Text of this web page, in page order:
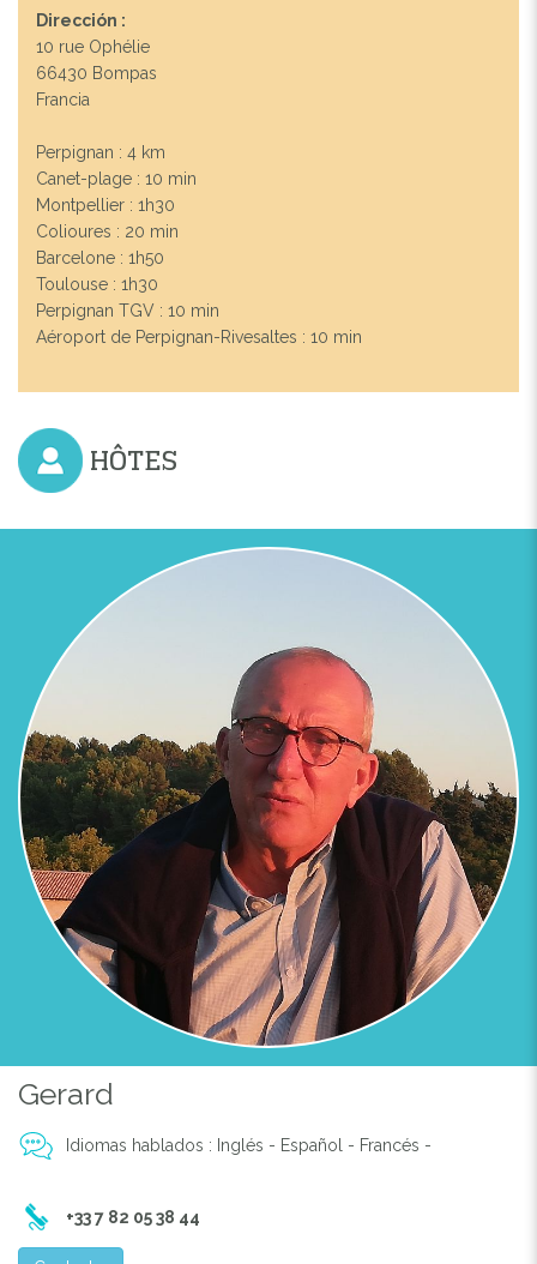
Dirección :
10 rue Ophélie
66430 Bompas
Francia
Perpignan : 4 km
Canet-plage : 10 min
Montpellier : 1h30
Colioures : 20 min
Barcelone : 1h50
Toulouse : 1h30
Perpignan TGV : 10 min
Aéroport de Perpignan-Rivesaltes : 10 min
HÔTES
Gerard
Idiomas hablados : Inglés - Español - Francés -
+33 7 82 05 38 44